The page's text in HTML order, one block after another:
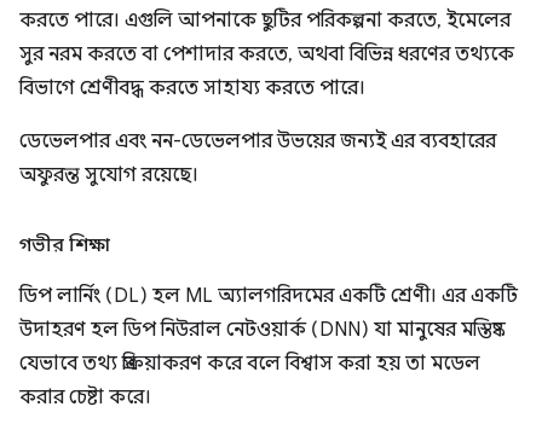
করতে পারে। এগুলি আপনাকে ছুটির পরিকল্পনা করতে, ইমেলের
সুর নরম করতে বা পেশাদার করতে, অথবা বিভিন্ন ধরণের তথ্যকে
বিভাগে শ্রেণীবদ্ধ করতে সাহায্য করতে পারে।
ডেভেলপার এবং নন-ডেভেলপার উভয়ের জন্যই এর ব্যবহারের
অফুরন্ত সুযোগ রয়েছে।
গভীর শিক্ষা
ডিপ লার্নিং (DL) হল ML অ্যালগরিদমের একটি শ্রেণী। এর একটি
উদাহরণ হল ডিপ নিউরাল নেটওয়ার্ক (DNN) যা মানুষের মস্তিষ্ক
যেভাবে তথ্য প্রক্রিয়াকরণ করে বলে বিশ্বাস করা হয় তা মডেল
করার চেষ্টা করে।